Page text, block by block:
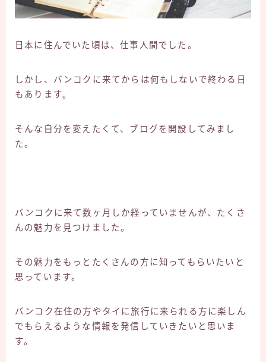
日本に住んでいた頃は、仕事人間でした。
しかし、バンコクに来てからは何もしないで終わる日
もあります。
そんな自分を変えたくて、ブログを開設してみまし
た。
バンコクに来て数ヶ月しか経っていませんが、たくさ
んの魅力を見つけました。
その魅力をもっとたくさんの方に知ってもらいたいと
思っています。
バンコク在住の方やタイに旅行に来られる方に楽しん
でもらえるような情報を発信していきたいと思いま
す。